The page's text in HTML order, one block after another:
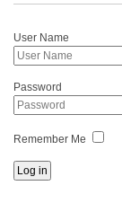
User Name
Password
Remember Me